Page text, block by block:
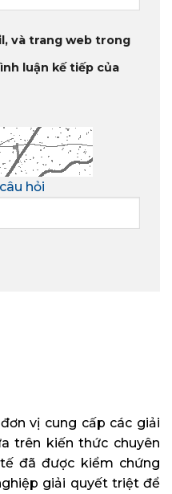
và trang web trong
luận kế tiếp của
hỏi
vị cung cấp các giải
trên kiến thức chuyên
đã được kiểm chứng
giải quyết triệt để